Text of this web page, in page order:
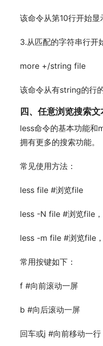
该命令从第10行开始显
3.从匹配的字符串行开
more +/string file
该命令从有string的行
四、任意浏览搜索
less命令的基本功能和
拥有更多的搜索功能。
常见使用方法：
less file #浏览file
less -N file #浏览file
less -m file #浏览file
常用按键如下：
f #向前滚动一屏
b #向后滚动一屏
回车或j #向前移动一行